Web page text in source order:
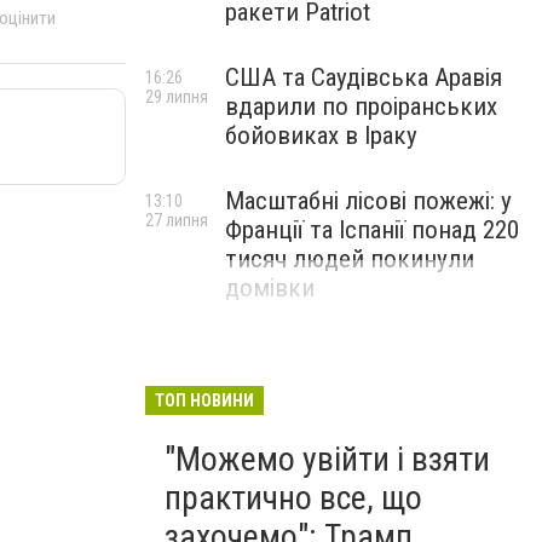
ракети Patriot
США та Саудівська Аравія
вдарили по проіранських
бойовиках в Іраку
16:26
29 липня
Масштабні лісові пожежі: у
Франції та Іспанії понад 220
тисяч людей покинули
домівки
13:10
27 липня
ТОП НОВИНИ
"Можемо увійти і взяти
практично все, що